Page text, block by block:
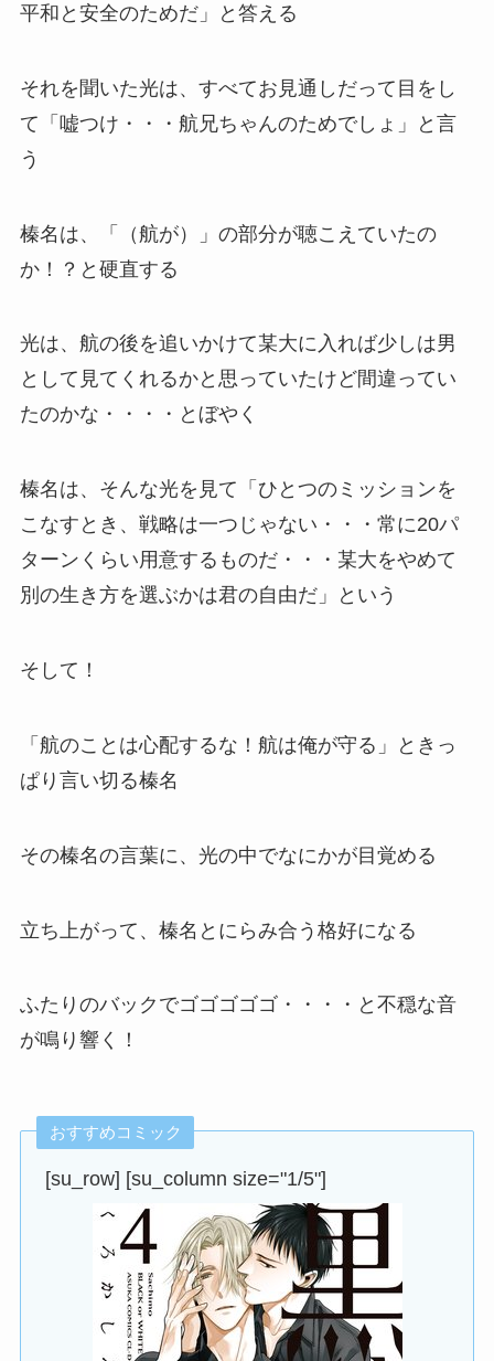
平和と安全のためだ」と答える
それを聞いた光は、すべてお見通しだって目をし
て「嘘つけ・・・航兄ちゃんのためでしょ」と言
う
榛名は、「（航が）」の部分が聴こえていたの
か！？と硬直する
光は、航の後を追いかけて某大に入れば少しは男
として見てくれるかと思っていたけど間違ってい
たのかな・・・・とぼやく
榛名は、そんな光を見て「ひとつのミッションを
こなすとき、戦略は一つじゃない・・・常に20パ
ターンくらい用意するものだ・・・某大をやめて
別の生き方を選ぶかは君の自由だ」という
そして！
「航のことは心配するな！航は俺が守る」ときっ
ぱり言い切る榛名
その榛名の言葉に、光の中でなにかが目覚める
立ち上がって、榛名とにらみ合う格好になる
ふたりのバックでゴゴゴゴゴ・・・・と不穏な音
が鳴り響く！
おすすめコミック
[su_row] [su_column size="1/5"]